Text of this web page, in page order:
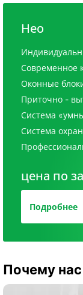
Нео
Современное
Оконные
Приточно -
Система
Система
цена по
Подробнее
Почему